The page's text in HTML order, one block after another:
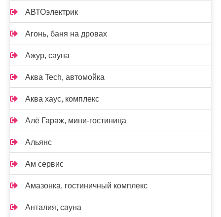
АВТОэлектрик
Агонь, баня на дровах
Ажур, сауна
Аква Tech, автомойка
Аква хаус, комплекс
Алё Гараж, мини-гостиница
Альянс
Ам сервис
Амазонка, гостиничный комплекс
Анталия, сауна